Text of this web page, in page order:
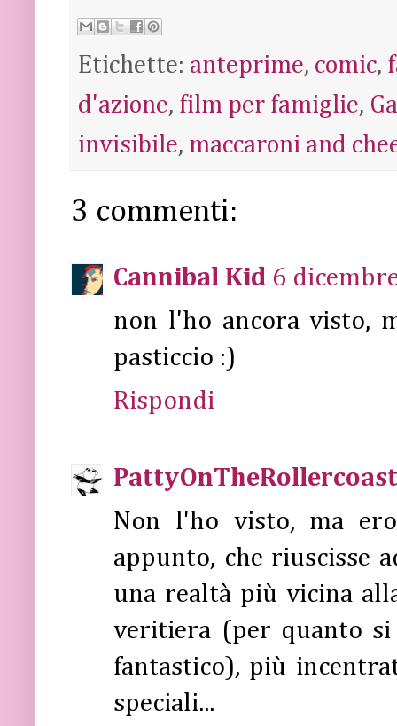
Etichette: anteprime, comic,
d'azione, film per famiglie,
invisibile, maccaroni and
3 commenti:
Cannibal Kid 6
non l'ho ancora visto,
pasticcio :)
Rispondi
Non l'ho visto, ma
appunto, che riuscisse
una realtà più vicina
veritiera (per quanto
fantastico), più
speciali...